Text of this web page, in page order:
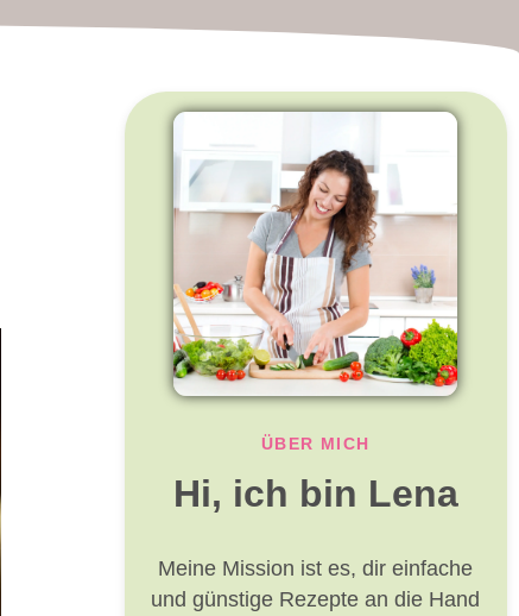
ÜBER MICH
Hi, ich bin Lena
Meine Mission ist es, dir einfache
und günstige Rezepte an die Hand